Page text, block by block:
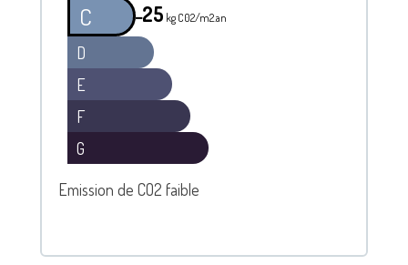
C ━25 kg C02/m2.an
D
E
F
G
Emission de CO2 faible